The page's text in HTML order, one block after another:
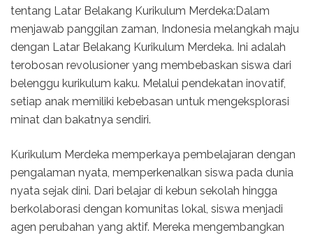
tentang Latar Belakang Kurikulum Merdeka:Dalam
menjawab panggilan zaman, Indonesia melangkah maju
dengan Latar Belakang Kurikulum Merdeka. Ini adalah
terobosan revolusioner yang membebaskan siswa dari
belenggu kurikulum kaku. Melalui pendekatan inovatif,
setiap anak memiliki kebebasan untuk mengeksplorasi
minat dan bakatnya sendiri.
Kurikulum Merdeka memperkaya pembelajaran dengan
pengalaman nyata, memperkenalkan siswa pada dunia
nyata sejak dini. Dari belajar di kebun sekolah hingga
berkolaborasi dengan komunitas lokal, siswa menjadi
agen perubahan yang aktif. Mereka mengembangkan